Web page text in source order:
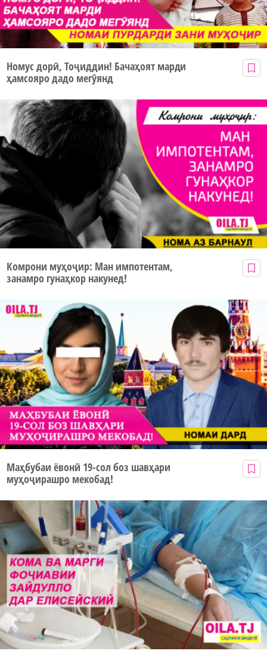
Номус дорӣ, Тоҷиддин! Бачаҳоят марди
ҳамсояро дадо мегӯянд
Комрони муҳоҷир: Ман импотентам,
занамро гунаҳкор накунед!
Маҳбубаи ёвонӣ 19-сол боз шавҳари
муҳоҷирашро мекобад!